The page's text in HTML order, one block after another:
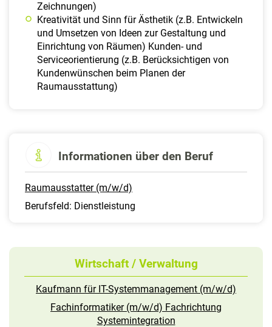
Zeichnungen)
Kreativität und Sinn für Ästhetik (z.B. Entwickeln
und Umsetzen von Ideen zur Gestaltung und
Einrichtung von Räumen) Kunden- und
Serviceorientierung (z.B. Berücksichtigen von
Kundenwünschen beim Planen der
Raumausstattung)
Informationen über den Beruf
Raumausstatter (m/w/d)
Berufsfeld: Dienstleistung
Wirtschaft / Verwaltung
Kaufmann für IT-Systemmanagement (m/w/d)
Fachinformatiker (m/w/d) Fachrichtung
Systemintegration